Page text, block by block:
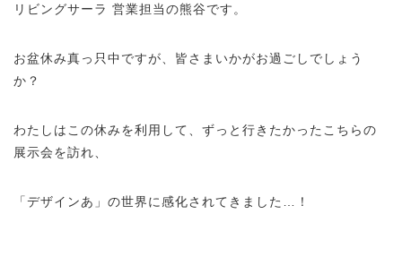
リビングサーラ 営業担当の熊谷です。
お盆休み真っ只中ですが、皆さまいかがお過ごしでしょう
か？
わたしはこの休みを利用して、ずっと行きたかったこちらの
展示会を訪れ、
「デザインあ」の世界に感化されてきました…！